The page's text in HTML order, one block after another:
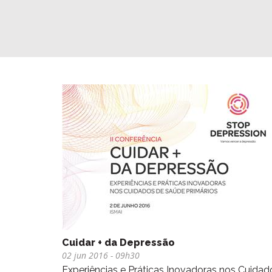
Cuidar + da Depressão
02 jun 2016 - 09h30